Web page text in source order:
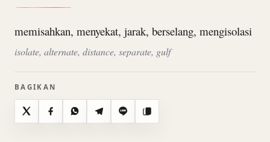
memisahkan, menyekat, jarak, berselang, mengisolasi
isolate, alternate, distance, separate, gulf
BAGIKAN
X FacebookWhatsAppTelegramLine Salin